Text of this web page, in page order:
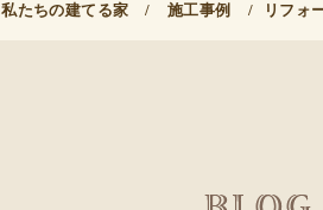
私たちの建てる家 / 施工事例 / リフォ